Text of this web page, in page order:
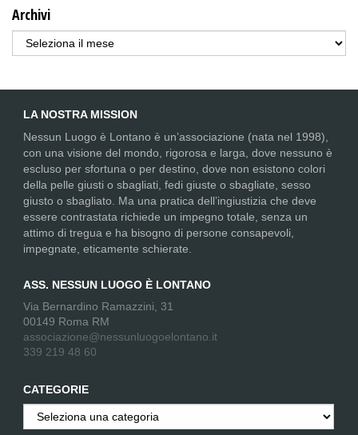
Archivi
Archivi
LA NOSTRA MISSION
Nessun Luogo è Lontano è un’associazione (nata nel 1998),
con una visione del mondo, rigorosa e larga, dove nessuno è
escluso per sfortuna o per destino, dove non esistono colori
della pelle giusti o sbagliati, fedi giuste o sbagliate, sesso
giusto o sbagliato. Ma una pratica dell’ingiustizia che deve
essere contrastata richiede un impegno totale, senza un
attimo di tregua e ha bisogno di persone consapevoli,
impegnate, eticamente schierate.
ASS. NESSUN LUOGO È LONTANO
Via Bernardino Ramazzini, 31
00149 Roma RM
associazione@nessunluogoelontano.it
339 219 48 60
CATEGORIE
Categorie